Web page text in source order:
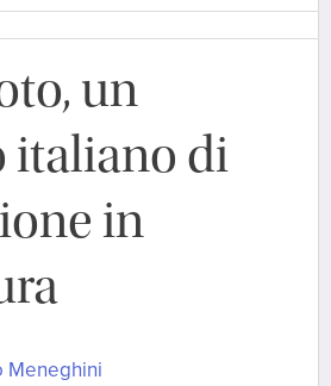
un
italiano di
in
Meneghini